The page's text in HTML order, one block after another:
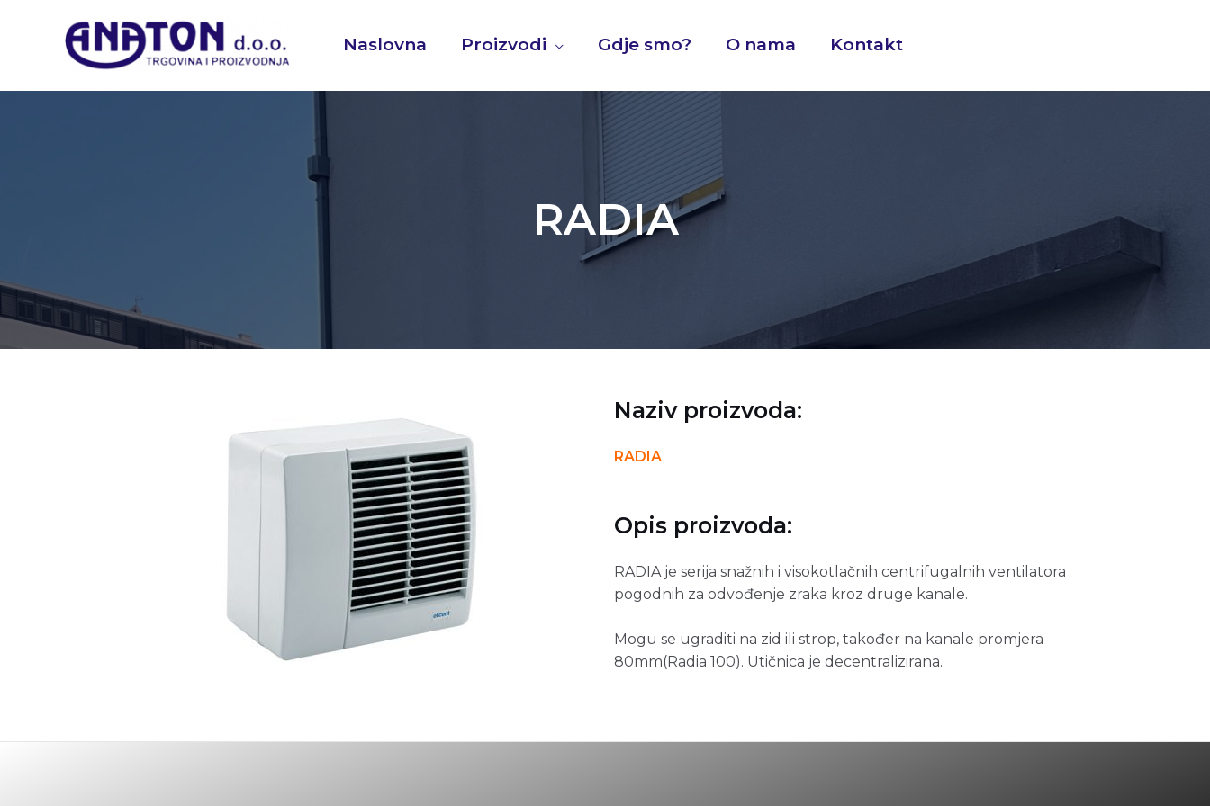
Naslovna Proizvodi Gdje smo? O nama Kontakt
RADIA
Naziv proizvoda:
RADIA
Opis proizvoda:
RADIA je serija snažnih i visokotlačnih centrifugalnih ventilatora
pogodnih za odvođenje zraka kroz druge kanale.
Mogu se ugraditi na zid ili strop, također na kanale promjera
80mm(Radia 100). Utičnica je decentralizirana.